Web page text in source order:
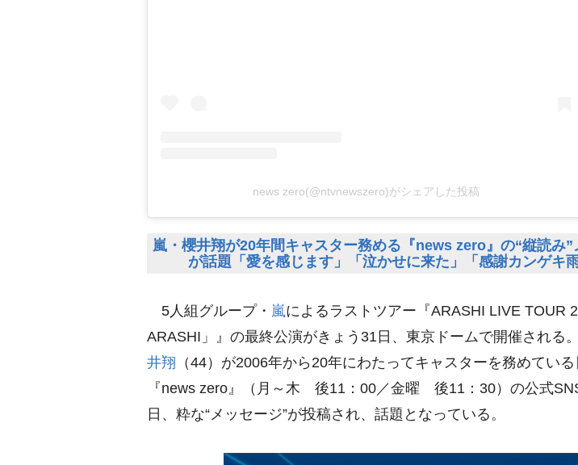
news zero(@ntvnewszero)がシェアした投稿
嵐・櫻井翔が20年間キャスター務める『news zero』の“縦読み”
が話題「愛を感じます」「泣かせに来た」「感謝カンゲキ雨
5人組グループ・ 嵐によるラストツアー『ARASHI LIVE TOUR
ARASHI」』の最終公演がきょう31日、東京ドームで開催される
井翔 （44）が2006年から20年にわたってキャスターを務めている
『news zero』（月～木 後11：00／金曜 後11：30）の公式
日、粋な“メッセージ”が投稿され、話題となっている。